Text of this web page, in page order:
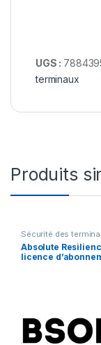
UGS :
terminaux
Produits
Sécurité des
Absolute
licence